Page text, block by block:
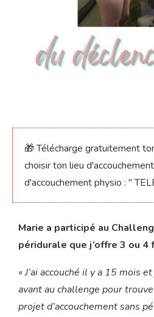
🎁 Télécharge gratuitement
choisir ton lieu
d'accouchement physio : "
Marie a participé au
péridurale que j’offre 3 ou 4
« J’ai accouché il y a 15 mois
avant au challenge pour
projet d’accouchement sans